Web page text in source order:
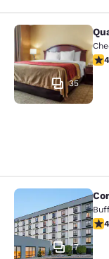
Quality
35
Comfort
17